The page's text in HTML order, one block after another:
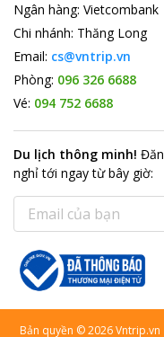
Ngân hàng: Vietcombank
Chi nhánh: Thăng Long
Email: cs@vntrip.vn
Phòng: 096 326 6688
Vé: 094 752 6688
Du lịch thông minh!
nghỉ tới ngay từ bây giờ:
Bản quyền ©2026Vntrip.vn